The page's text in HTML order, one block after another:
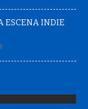
ESCENA INDIE